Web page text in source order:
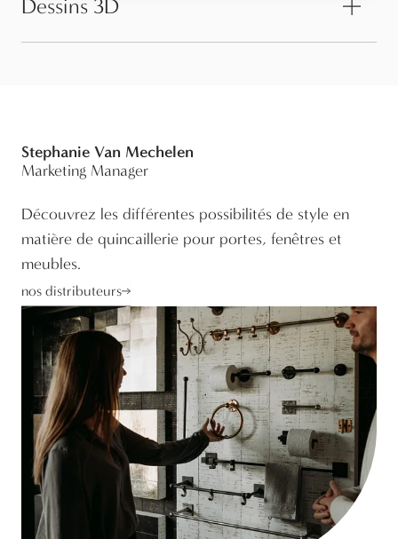
Dessins 3D
Stephanie Van Mechelen
Marketing Manager
Découvrez les différentes possibilités de style en
matière de quincaillerie pour portes, fenêtres et
meubles.
nos distributeurs